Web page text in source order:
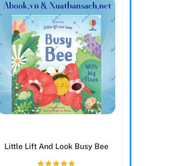
Little Lift And Look Busy Bee